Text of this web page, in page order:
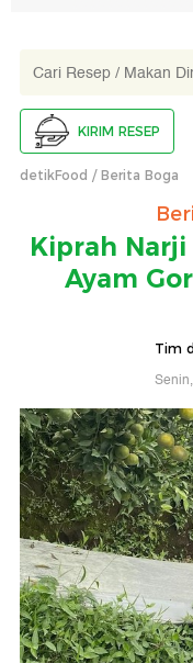
KIRIM RESEP
detikFood Berita Boga
Kiprah
Ayam
Tim